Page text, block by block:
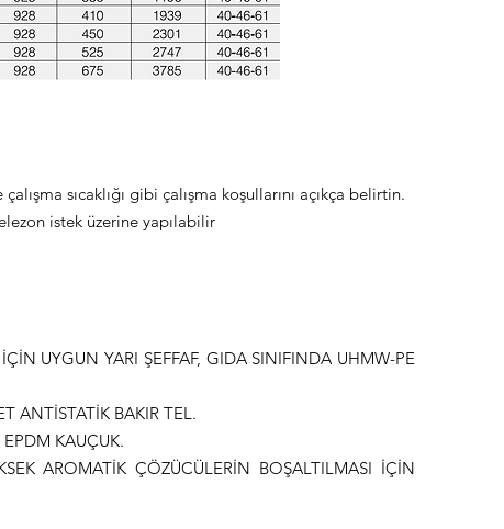
sıcaklığı gibi çalışma koşullarını açıkça belirtin.
istek üzerine yapılabilir
UYGUN YARI ŞEFFAF, GIDA SINIFINDA UHMW-PE
ANTİSTATİK BAKIR TEL.
KAUÇUK.
AROMATİK ÇÖZÜCÜLERİN BOŞALTILMASI İÇİN